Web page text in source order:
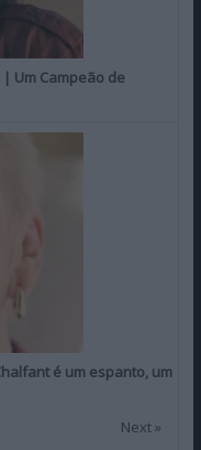
Um Campeão de
é um espanto, um
Next »